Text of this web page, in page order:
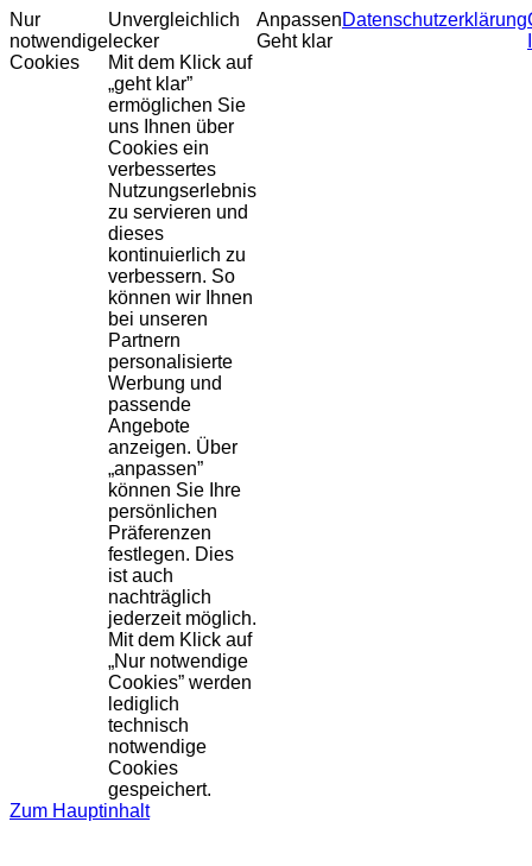
Nur
notwendige
Cookies
Unvergleichlich
lecker
Mit dem Klick auf
„geht klar”
ermöglichen Sie
uns Ihnen über
Cookies ein
verbessertes
Nutzungserlebnis
zu servieren und
dieses
kontinuierlich zu
verbessern. So
können wir Ihnen
bei unseren
Partnern
personalisierte
Werbung und
passende
Angebote
anzeigen. Über
„anpassen”
können Sie Ihre
persönlichen
Präferenzen
festlegen. Dies
ist auch
nachträglich
jederzeit möglich.
Mit dem Klick auf
„Nur notwendige
Cookies” werden
lediglich
technisch
notwendige
Cookies
gespeichert.
Anpassen
Geht klar
Datenschutzerklärung
Zum Hauptinhalt